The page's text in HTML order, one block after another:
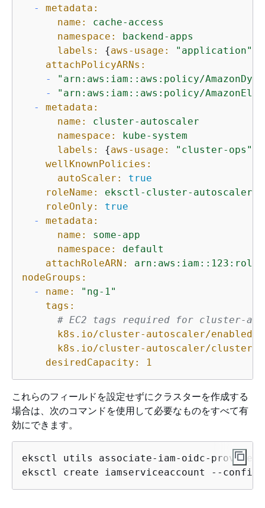
-
metadata:
name:
cache-access
namespace:
backend-apps
labels:
{aws-usage: "application"
attachPolicyARNs:
-
"arn:aws:iam::aws:policy/
-
"arn:aws:iam::aws:policy/
-
metadata:
name:
cluster-autoscaler
namespace:
kube-system
labels:
{aws-usage: "cluster-ops"
wellKnownPolicies:
autoScaler:
true
roleName:
eksctl-cluster-autoscaler-
roleOnly:
true
-
metadata:
name:
some-app
namespace:
default
attachRoleARN:
nodeGroups:
-
name:
"ng-1"
tags:
# EC2 tags required for cluster-
k8s.io/cluster-autoscaler/enabled:
k8s.io/cluster-autoscaler/cluster-
desiredCapacity:
1
これらのフィールドを設定せずにクラスターを作成する
場合は、次のコマンドを使用して必要なものをすべて有
効にできます。
eksctl utils associate-iam-oidc-provider
eksctl create iamserviceaccount --